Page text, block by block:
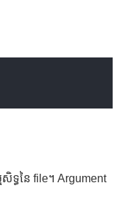
មសិទ្ធនៃ file។ Argument